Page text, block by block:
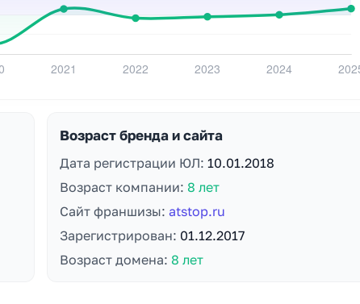
Возраст бренда и сайта
Дата регистрации ЮЛ: 10.01.2018
Возраст компании: 8 лет
Сайт франшизы: atstop.ru
Зарегистрирован: 01.12.2017
Возраст домена: 8 лет